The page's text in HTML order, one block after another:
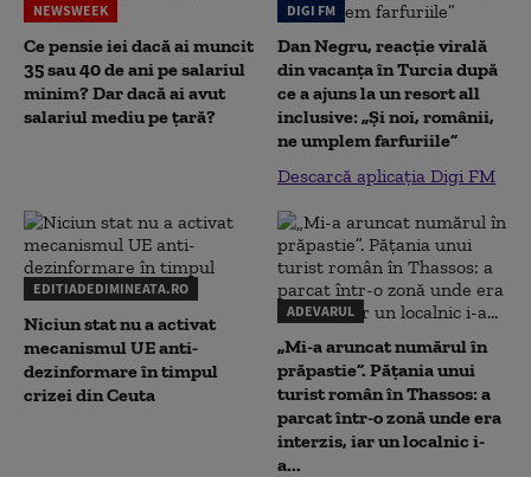
NEWSWEEK
Ce pensie iei dacă ai muncit
35 sau 40 de ani pe salariul
minim? Dar dacă ai avut
salariul mediu pe țară?
DIGI FM
Dan Negru, reacție virală
din vacanța în Turcia după
ce a ajuns la un resort all
inclusive: „Și noi, românii,
ne umplem farfuriile”
Descarcă aplicația Digi FM
EDITIADEDIMINEATA.RO
Niciun stat nu a activat
mecanismul UE anti-
dezinformare în timpul
crizei din Ceuta
ADEVARUL
„Mi-a aruncat numărul în
prăpastie”. Pățania unui
turist român în Thassos: a
parcat într-o zonă unde era
interzis, iar un localnic i-
a...